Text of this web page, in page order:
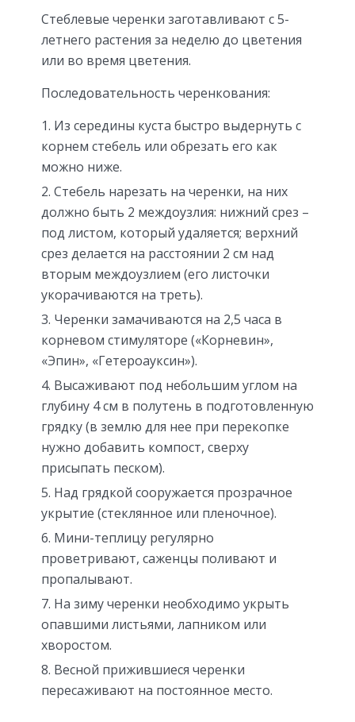
Стеблевые черенки заготавливают с 5-
летнего растения за неделю до цветения
или во время цветения.
Последовательность черенкования:
Из середины куста быстро выдернуть с
корнем стебель или обрезать его как
можно ниже.
Стебель нарезать на черенки, на них
должно быть 2 междоузлия: нижний срез –
под листом, который удаляется; верхний
срез делается на расстоянии 2 см над
вторым междоузлием (его листочки
укорачиваются на треть).
Черенки замачиваются на 2,5 часа в
корневом стимуляторе («Корневин»,
«Эпин», «Гетероауксин»).
Высаживают под небольшим углом на
глубину 4 см в полутень в подготовленную
грядку (в землю для нее при перекопке
нужно добавить компост, сверху
присыпать песком).
Над грядкой сооружается прозрачное
укрытие (стеклянное или пленочное).
Мини-теплицу регулярно
проветривают, саженцы поливают и
пропалывают.
На зиму черенки необходимо укрыть
опавшими листьями, лапником или
хворостом.
Весной прижившиеся черенки
пересаживают на постоянное место.